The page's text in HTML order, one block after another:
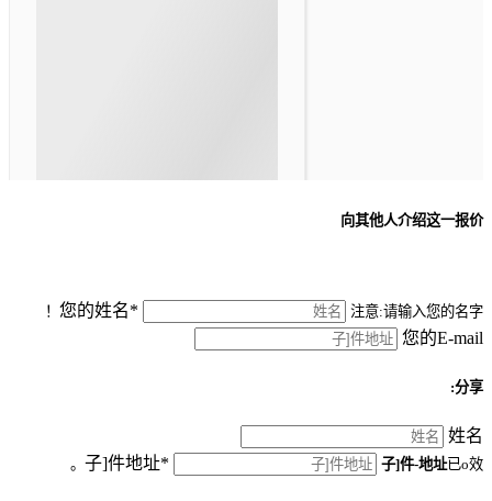
向其他人介绍这一报价
您的姓名* 注意:请输入您的名字！
您的E-mail
分享:
姓名
子]件地址*
子]件-地址已o效。